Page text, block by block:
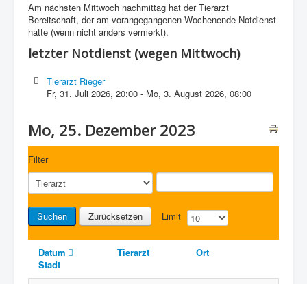
Am nächsten Mittwoch nachmittag hat der Tierarzt
Bereitschaft, der am vorangegangenen Wochenende Notdienst
hatte (wenn nicht anders vermerkt).
letzter Notdienst (wegen Mittwoch)
Tierarzt Rieger
Fr, 31. Juli 2026,20:00 - Mo, 3. August 2026,08:00
Mo, 25. Dezember 2023
Filter
Suchen Zurücksetzen Limit
Datum Tierarzt
Ort
Stadt